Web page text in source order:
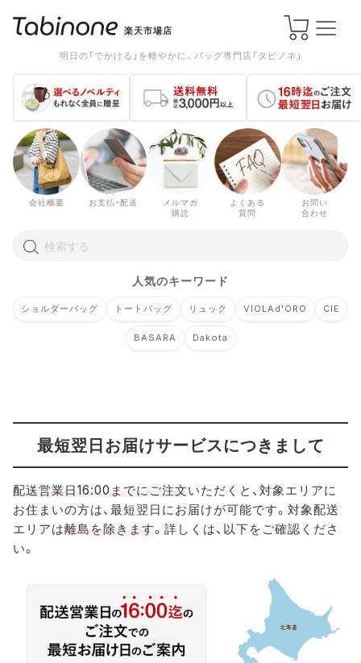
最短翌日お届けサービスにつきまして
配送営業日16:00までにご注文いただくと、対象エリアに
お住まいの方は、最短翌日にお届けが可能です。対象配送
エリアは離島を除きます。詳しくは、以下をご確認くださ
い。